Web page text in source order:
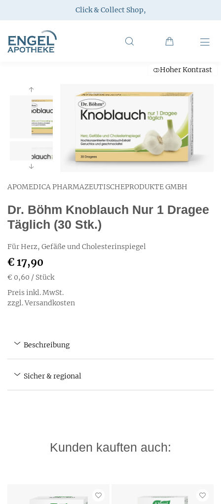
Click & Collect Shop,
Hoher Kontrast
APOMEDICA PHARMAZEUTISCHEPRODUKTE GMBH
Dr. Böhm Knoblauch Nur 1 Dragee
Täglich (30 Stk.)
Für Herz, Gefäße und Cholesterinspiegel
€ 17,90
€ 0,60 / Stück
Preis inkl. MwSt.
zzgl. Versandkosten
Beschreibung
Sicher & regional
Kunden kauften auch: